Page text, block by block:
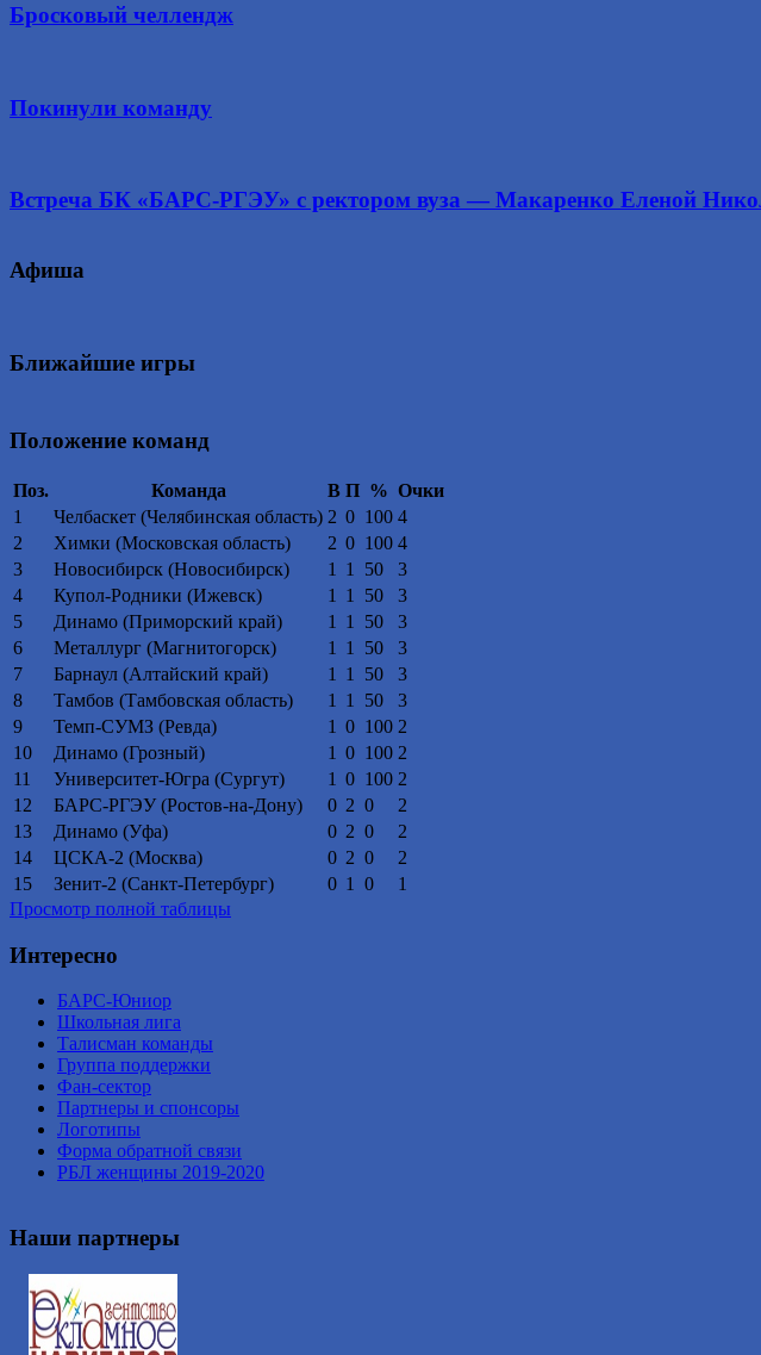
Бросковый челлендж
Покинули команду
Встреча БК «БАРС-РГЭУ» с ректором вуза — Макаренко Еленой
Афиша
Ближайшие игры
Положение команд
Поз. Команда В П % Очки
1
Челбаскет (Челябинская область) 2 0 100 4
2
Химки (Московская область) 2 0 100 4
3
Новосибирск (Новосибирск) 1 1 50
3
4
Купол-Родники (Ижевск) 1 1 50
3
5
Динамо (Приморский край) 1 1 50
3
6
Металлург (Магнитогорск) 1 1 50
3
7
Барнаул (Алтайский край) 1 1 50
3
8
Тамбов (Тамбовская область) 1 1 50
3
9
Темп-СУМЗ (Ревда) 1 0 100 2
10
Динамо (Грозный) 1 0 100 2
11
Университет-Югра (Сургут) 1 0 100 2
12
БАРС-РГЭУ (Ростов-на-Дону) 0 2 0
2
13
Динамо (Уфа) 0 2 0
2
14
ЦСКА-2 (Москва) 0 2 0
2
15
Зенит-2 (Санкт-Петербург) 0 1 0
1
Просмотр полной таблицы
Интересно
БАРС-Юниор
Школьная лига
Талисман команды
Группа поддержки
Фан-сектор
Партнеры и спонсоры
Логотипы
Форма обратной связи
РБЛ женщины 2019-2020
Наши партнеры